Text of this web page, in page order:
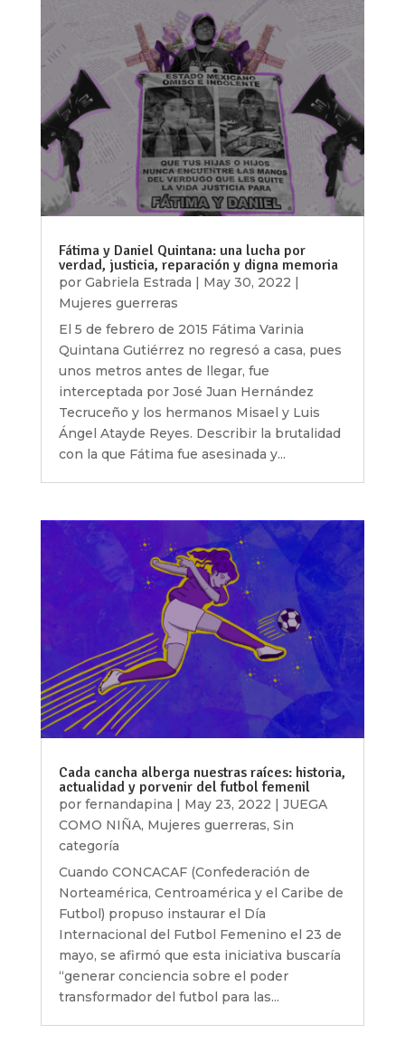
Fátima y Daniel Quintana: una lucha por
verdad, justicia, reparación y digna memoria
por Gabriela Estrada | May 30, 2022 |
Mujeres guerreras
El 5 de febrero de 2015 Fátima Varinia
Quintana Gutiérrez no regresó a casa, pues
unos metros antes de llegar, fue
interceptada por José Juan Hernández
Tecruceño y los hermanos Misael y Luis
Ángel Atayde Reyes. Describir la brutalidad
con la que Fátima fue asesinada y...
Cada cancha alberga nuestras raíces: historia,
actualidad y porvenir del futbol femenil
por fernandapina | May 23, 2022 | JUEGA
COMO NIÑA, Mujeres guerreras, Sin
categoría
Cuando CONCACAF (Confederación de
Norteamérica, Centroamérica y el Caribe de
Futbol) propuso instaurar el Día
Internacional del Futbol Femenino el 23 de
mayo, se afirmó que esta iniciativa buscaría
“generar conciencia sobre el poder
transformador del futbol para las...